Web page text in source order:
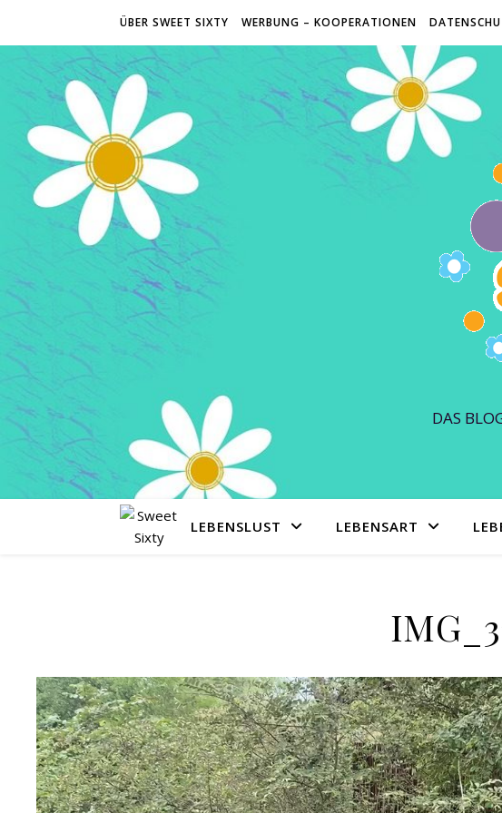
ÜBER SWEET SIXTY WERBUNG – KOOPERATIONEN
DAS
LEBENSLUST LEBENSART
Video-
Player